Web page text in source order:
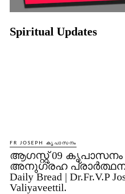
Spiritual Updates
FR JOSEPH കൃപാസനം
ആഗസ്റ്റ് 09
അനുഗ്രഹ പ്രാർത്ഥന |
Daily Bread | Dr.Fr.V.P
Valiyaveettil.